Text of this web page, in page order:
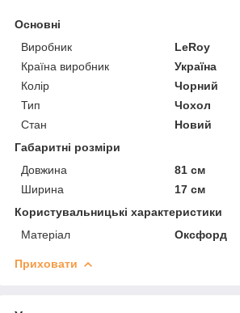
Основні
Виробник
LeRoy
Країна виробник
Україна
Колір
Чорний
Тип
Чохол
Стан
Новий
Габаритні розміри
Довжина
81 см
Ширина
17 см
Користувальницькі характеристики
Матеріал
Оксфорд
Приховати